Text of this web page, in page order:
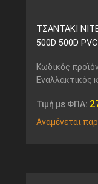
ΤΣΑΝΤΑΚΙ
500D 500D
Κωδικός
Εναλλακτικός
Τιμή με ΦΠΑ:
Αναμένεται